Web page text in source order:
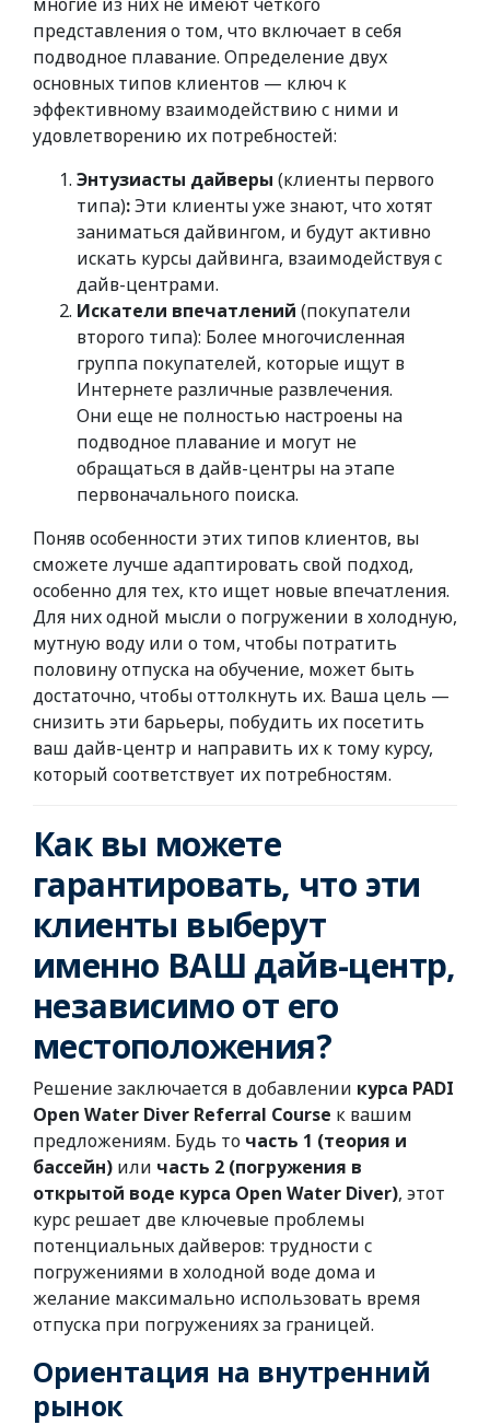
представления о том, что включает в себя
подводное плавание. Определение двух
основных типов клиентов — ключ к
эффективному взаимодействию с ними и
удовлетворению их потребностей:
Энтузиасты дайверы (клиенты первого
типа):Эти клиенты уже знают, что хотят
заниматься дайвингом, и будут активно
искать курсы дайвинга, взаимодействуя с
дайв-центрами.
Искатели впечатлений (покупатели
второго типа): Более многочисленная
группа покупателей, которые ищут в
Интернете различные развлечения.
Они еще не полностью настроены на
подводное плавание и могут не
обращаться в дайв-центры на этапе
первоначального поиска.
Поняв особенности этих типов клиентов, вы
сможете лучше адаптировать свой подход,
особенно для тех, кто ищет новые впечатления.
Для них одной мысли о погружении в холодную,
мутную воду или о том, чтобы потратить
половину отпуска на обучение, может быть
достаточно, чтобы оттолкнуть их. Ваша цель —
снизить эти барьеры, побудить их посетить
ваш дайв-центр и направить их к тому курсу,
который соответствует их потребностям.
Как вы можете
гарантировать, что эти
клиенты выберут
именно ВАШ дайв-центр,
независимо от его
местоположения?
Решение заключается в добавлении курса PADI
Open Water Diver Referral Course к вашим
предложениям. Будь то часть 1 (теория и
бассейн) или часть 2 (погружения в
открытой воде курса Open Water Diver), этот
курс решает две ключевые проблемы
потенциальных дайверов: трудности с
погружениями в холодной воде дома и
желание максимально использовать время
отпуска при погружениях за границей.
Ориентация на внутренний
рынок